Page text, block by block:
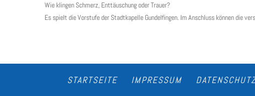
Wie klingen Schmerz, Enttäuschung oder Trauer?
Es spielt die Vorstufe der Stadtkapelle Gundelfingen. Im Anschluss können die
STARTSEITE IMPRESSUM